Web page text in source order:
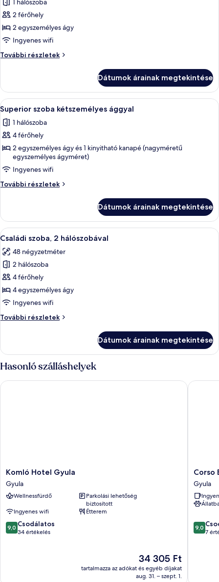
szoba
összes
képének
megtekintése:
Panorámás
szoba
ággyal
1 hálószoba
2 férőhely
2 egyszemélyes ágy
Ingyenes wifi
További részletek
Panorámás
további
részletei
Dátumok árainak megtekintése
A
következő
szoba
összes
képének
megtekintése:
Superior
szoba
Egy szállodai szoba, amelyben
4
Superior szoba kétszemélyes ággyal
1 hálószoba
4 férőhely
2 egyszemélyes ágy és 1 kinyitható kanapé (nagyméretű
egyszemélyes ágyméret)
Ingyenes wifi
További részletek
Superior
további
részletei
Dátumok árainak megtekintése
A
következő
szoba
összes
képének
megtekintése:
Családi
2
Egy szállodai szoba, amelyben
4
Családi szoba, 2 hálószobával
48 négyzetméter
2 hálószoba
4 férőhely
4 egyszemélyes ágy
Ingyenes wifi
További részletek
Családi
további
részletei
Dátumok árainak megtekintése
Hasonló szálláshelyek
Komló
Hotel
Gyula
Gyula
Komló Hotel Gyula
Gyula
Wellnessfürdő
Parkolási lehetőség
biztosított
Ingyenes wifi
Étterem
9.0
ennyiből:
9,0 Csodálatos
34 értékelés
Az
ár
34 305 Ft
34 305 Ft
tartalmazza az adókat és egyéb díjakat
aug. 31. – szept. 1.
Komló Hotel Gyula
Corso
Hotel
Gyula
Corso
Gyula
9.0
9,0
7
Corso